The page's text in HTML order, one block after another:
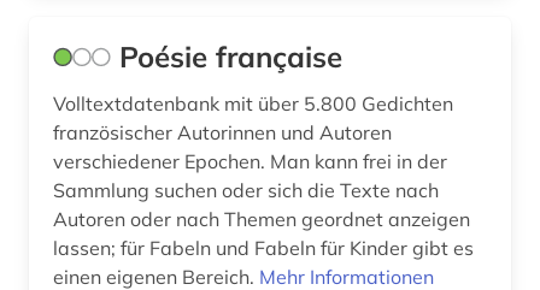
philologie (1)
philosophie (4)
physik (1)
politik (2)
politologie (1)
Poésie française
Volltextdatenbank mit über 5.800 Gedichten
französischer Autorinnen und Autoren
verschiedener Epochen. Man kann frei in der
Sammlung suchen oder sich die Texte nach
Autoren oder nach Themen geordnet anzeigen
lassen; für Fabeln und Fabeln für Kinder gibt es
einen eigenen Bereich. Mehr Informationen